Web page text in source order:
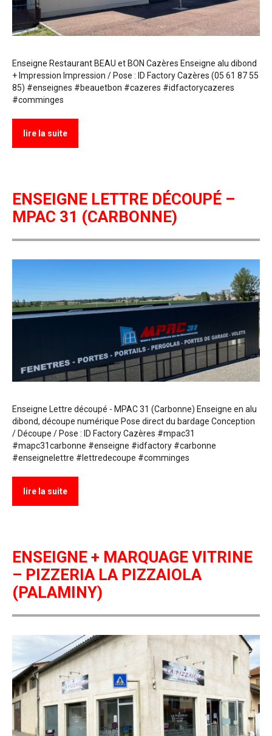
Enseigne Restaurant BEAU et BON Cazères Enseigne alu dibond
+ Impression Impression / Pose : ID Factory Cazères (05 61 87 55
85) #enseignes #beauetbon #cazeres #idfactorycazeres
#comminges
lire la suite
ENSEIGNE LETTRE DÉCOUPÉ –
MPAC 31 (CARBONNE)
Enseigne Lettre découpé - MPAC 31 (Carbonne) Enseigne en alu
dibond, découpe numérique Pose direct du bardage Conception
/ Découpe / Pose : ID Factory Cazères #mpac31
#mapc31carbonne #enseigne #idfactory #carbonne
#enseignelettre #lettredecoupe #comminges
lire la suite
ENSEIGNE + MARQUAGE VITRINE
– PIZZERIA LA PIZZAIOLA
(PALAMINY)